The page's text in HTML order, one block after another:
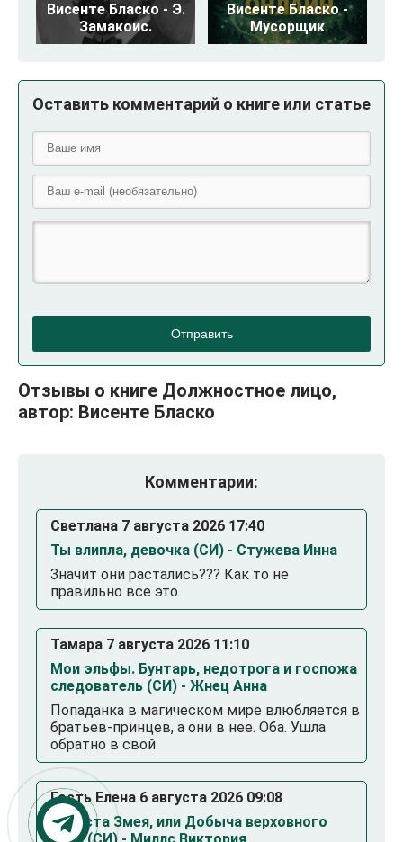
Висенте Бласко - Э.
Замакоис.
Висенте Бласко -
Мусорщик
Оставить комментарий о книге или статье
Отправить
Отзывы о книге Должностное лицо,
автор: Висенте Бласко
Комментарии:
Светлана 7 августа 2026 17:40
Ты влипла, девочка (СИ) - Стужева Инна
Значит они растались??? Как то не
правильно все это.
Тамара 7 августа 2026 11:10
Мои эльфы. Бунтарь, недотрога и госпожа
следователь (СИ) - Жнец Анна
Попаданка в магическом мире влюбляется в
братьев-принцев, а они в нее. Оба. Ушла
обратно в свой
Гость Елена 6 августа 2026 09:08
Невеста Змея, или Добыча верховного